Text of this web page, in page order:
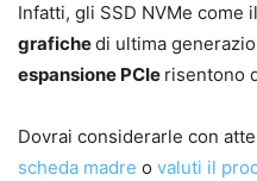
Infatti, gli SSD NVMe come il
grafichedi ultima
espansione PCIe risentono
Dovrai considerarle con
scheda madre o valuti il